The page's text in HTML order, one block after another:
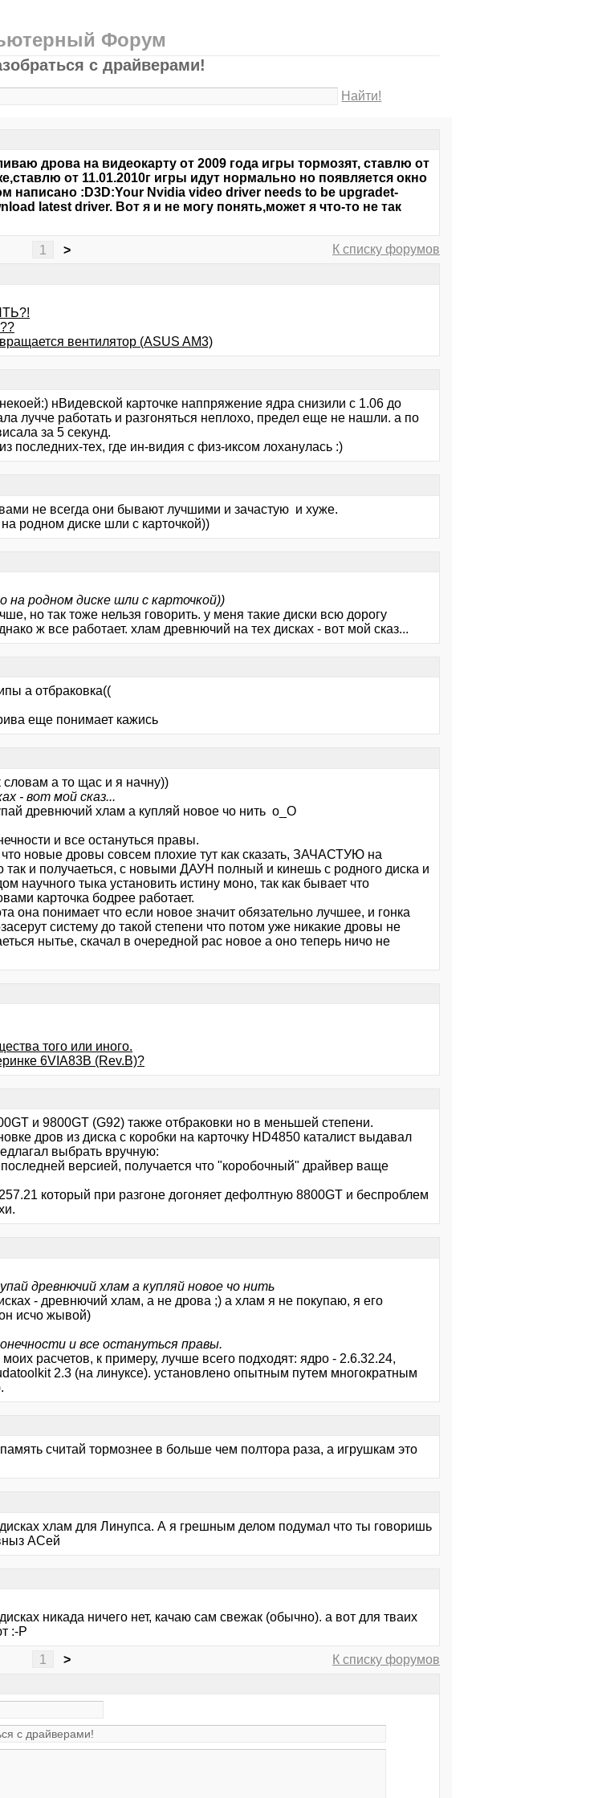
Форум
с драйверами!
Найти!
дрова на видеокарту от 2009 года игры тормозят, ставлю от
от 11.01.2010г игры идут нормально но появляется окно
написано :D3D:Your Nvidia video driver needs to be upgradet-
latest driver. Вот я и не могу понять,может я что-то не так
1 >
К списку форумов
вентилятор (ASUS AM3)
нВидевской карточке наппряжение ядра снизили с 1.06 до
лучче работать и разгоняться неплохо, предел еще не нашли. а по
за 5 секунд.
последних-тех, где ин-видия с физ-иксом лоханулась :)
не всегда они бывают лучшими и зачастую и хуже.
родном диске шли с карточкой))
родном диске шли с карточкой))
но так тоже нельзя говорить. у меня такие диски всю дорогу
ж все работает. хлам древнючий на тех дисках - вот мой сказ...
а отбраковка((
еще понимает кажись
а то щас и я начну))
- вот мой сказ...
древнючий хлам а купляй новое чо нить о_О
и все остануться правы.
что новые дровы совсем плохие тут как сказать, ЗАЧАСТУЮ на
так и получаеться, с новыми ДАУН полный и кинешь с родного диска и
научного тыка установить истину моно, так как бывает что
карточка бодрее работает.
она понимает что если новое значит обязательно лучшее, и гонка
систему до такой степени что потом уже никакие дровы не
нытье, скачал в очередной рас новое а оно теперь ничо не
того или иного.
6VIA83B (Rev.B)?
и 9800GT (G92) также отбраковки но в меньшей степени.
дров из диска с коробки на карточку HD4850 каталист выдавал
выбрать вручную:
версией, получается что "коробочный" драйвер ваще
который при разгоне догоняет дефолтную 8800GT и беспроблем
древнючий хлам а купляй новое чо нить
- древнючий хлам, а не дрова ;) а хлам я не покупаю, я его
исчо жывой)
и все остануться правы.
расчетов, к примеру, лучше всего подходят: ядро - 2.6.32.24,
2.3 (на линуксе). установлено опытным путем многократным
считай тормознее в больше чем полтора раза, а игрушкам это
хлам для Линупса. А я грешным делом подумал что ты говоришь
АСей
никада ничего нет, качаю сам свежак (обычно). а вот для тваих
:-Р
1 >
К списку форумов